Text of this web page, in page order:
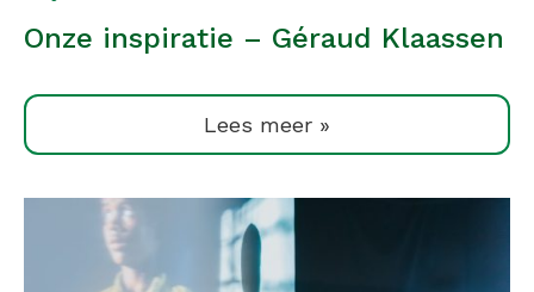
Onze inspiratie – Géraud Klaassen
Lees meer »